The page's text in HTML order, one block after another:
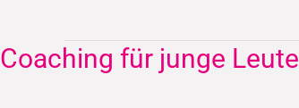
Coaching für junge Leute
Coaching